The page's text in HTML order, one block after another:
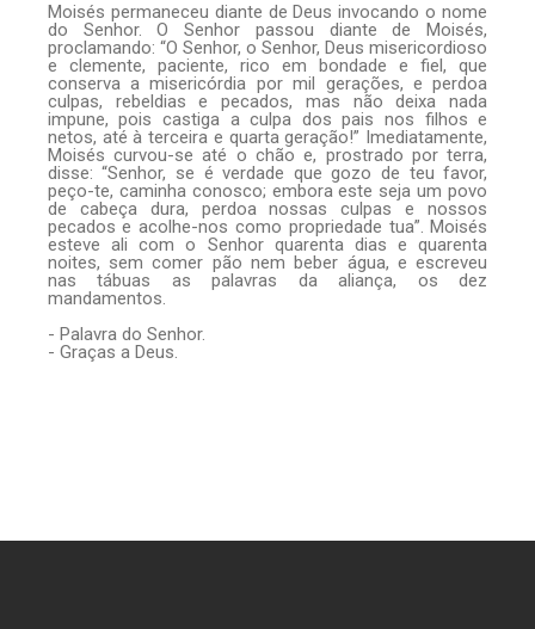
Moisés permaneceu diante de Deus invocando o nome
do Senhor. O Senhor passou diante de Moisés,
proclamando: “O Senhor, o Senhor, Deus misericordioso
e clemente, paciente, rico em bondade e fiel, que
conserva a misericórdia por mil gerações, e perdoa
culpas, rebeldias e pecados, mas não deixa nada
impune, pois castiga a culpa dos pais nos filhos e
netos, até à terceira e quarta geração!” Imediatamente,
Moisés curvou-se até o chão e, prostrado por terra,
disse: “Senhor, se é verdade que gozo de teu favor,
peço-te, caminha conosco; embora este seja um povo
de cabeça dura, perdoa nossas culpas e nossos
pecados e acolhe-nos como propriedade tua”. Moisés
esteve ali com o Senhor quarenta dias e quarenta
noites, sem comer pão nem beber água, e escreveu
nas tábuas as palavras da aliança, os dez
mandamentos.
- Palavra do Senhor.
- Graças a Deus.